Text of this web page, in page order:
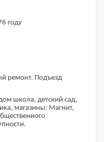
году
ремонт. Подъезд
школа, детский сад,
магазины: Магнит,